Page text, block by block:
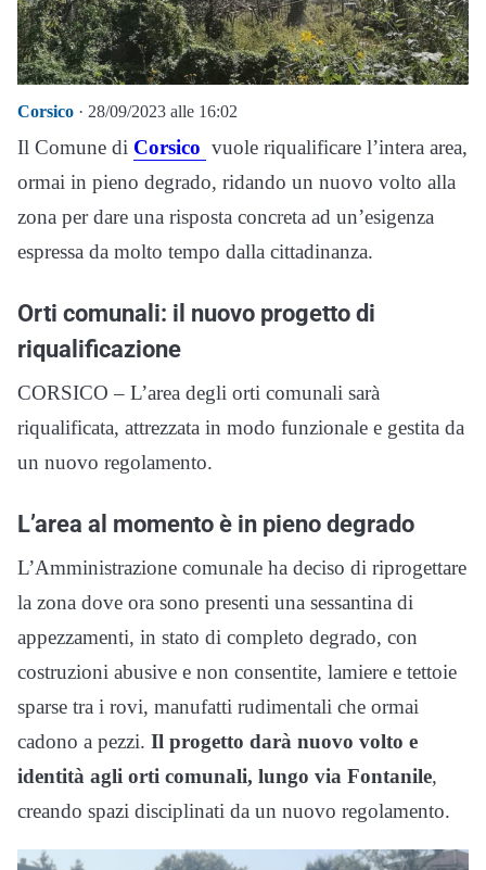
Corsico · 28/09/2023 alle 16:02
Il Comune di Corsico vuole riqualificare l’intera area,
ormai in pieno degrado, ridando un nuovo volto alla
zona per dare una risposta concreta ad un’esigenza
espressa da molto tempo dalla cittadinanza.
Orti comunali: il nuovo progetto di
riqualificazione
CORSICO – L’area degli orti comunali sarà
riqualificata, attrezzata in modo funzionale e gestita da
un nuovo regolamento.
L’area al momento è in pieno degrado
L’Amministrazione comunale ha deciso di riprogettare
la zona dove ora sono presenti una sessantina di
appezzamenti, in stato di completo degrado, con
costruzioni abusive e non consentite, lamiere e tettoie
sparse tra i rovi, manufatti rudimentali che ormai
cadono a pezzi. Il progetto darà nuovo volto e
identità agli orti comunali, lungo via Fontanile,
creando spazi disciplinati da un nuovo regolamento.